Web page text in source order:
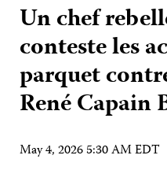
Un chef
conteste les
parquet
René Capain
May 4, 2026 5:30 AM EDT